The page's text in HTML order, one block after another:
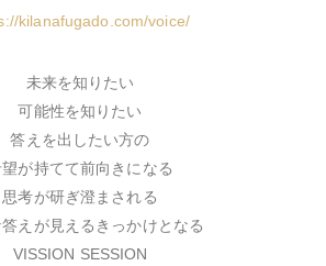
kilanafugado.com/voice/
未来を知りたい
可能性を知りたい
答えを出したい方の
が持てて前向きになる
思考が研ぎ澄まされる
えが見えるきっかけとなる
VISSION SESSION